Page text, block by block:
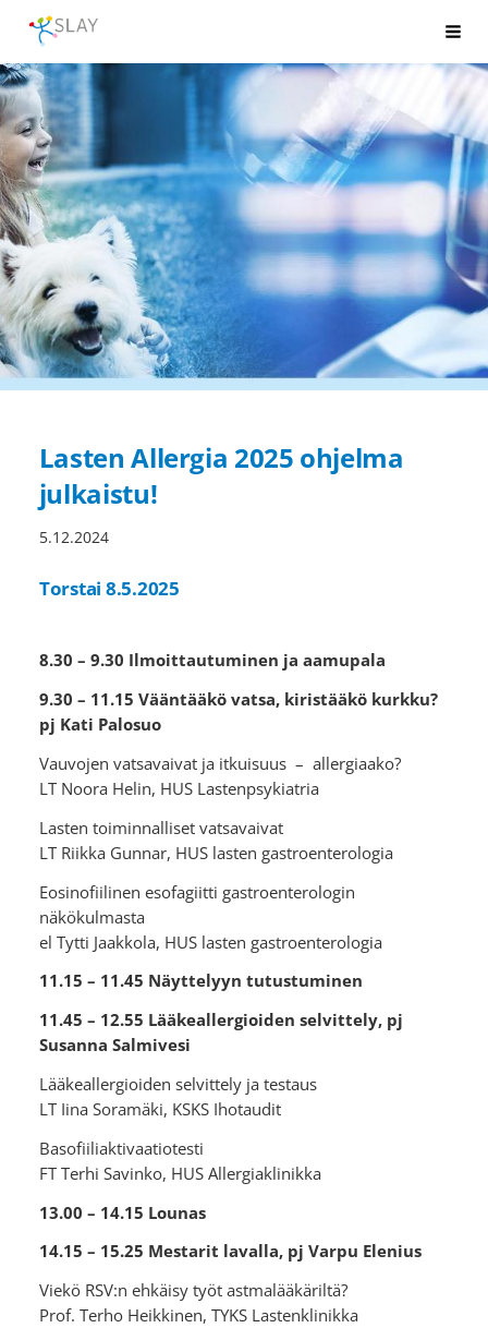
Siirry
sivun
sisältöön
SLAY
Lasten Allergia 2025 ohjelma
julkaistu!
5.12.2024
Torstai 8.5.2025
8.30 – 9.30 Ilmoittautuminen ja aamupala
9.30 – 11.15 Vääntääkö vatsa, kiristääkö kurkku?
pj Kati Palosuo
Vauvojen vatsavaivat ja itkuisuus – allergiaako?
LT Noora Helin, HUS Lastenpsykiatria
Lasten toiminnalliset vatsavaivat
LT Riikka Gunnar, HUS lasten gastroenterologia
Eosinofiilinen esofagiitti gastroenterologin
näkökulmasta
el Tytti Jaakkola, HUS lasten gastroenterologia
11.15 – 11.45 Näyttelyyn tutustuminen
11.45 – 12.55 Lääkeallergioiden selvittely, pj
Susanna Salmivesi
Lääkeallergioiden selvittely ja testaus
LT Iina Soramäki, KSKS Ihotaudit
Basofiiliaktivaatiotesti
FT Terhi Savinko, HUS Allergiaklinikka
13.00 – 14.15 Lounas
14.15 – 15.25 Mestarit lavalla, pj Varpu Elenius
Viekö RSV:n ehkäisy työt astmalääkäriltä?
Prof. Terho Heikkinen, TYKS Lastenklinikka